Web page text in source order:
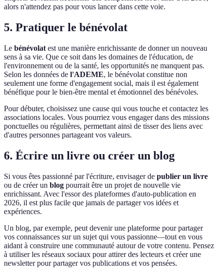
alors n'attendez pas pour vous lancer dans cette voie.
5. Pratiquer le bénévolat
Le bénévolat est une manière enrichissante de donner un nouveau
sens à sa vie. Que ce soit dans les domaines de l'éducation, de
l'environnement ou de la santé, les opportunités ne manquent pas.
Selon les données de l'ADEME, le bénévolat constitue non
seulement une forme d'engagement social, mais il est également
bénéfique pour le bien-être mental et émotionnel des bénévoles.
Pour débuter, choisissez une cause qui vous touche et contactez les
associations locales. Vous pourriez vous engager dans des missions
ponctuelles ou régulières, permettant ainsi de tisser des liens avec
d'autres personnes partageant vos valeurs.
6. Écrire un livre ou créer un blog
Si vous êtes passionné par l'écriture, envisager de publier un livre
ou de créer un blog pourrait être un projet de nouvelle vie
enrichissant. Avec l'essor des plateformes d'auto-publication en
2026, il est plus facile que jamais de partager vos idées et
expériences.
Un blog, par exemple, peut devenir une plateforme pour partager
vos connaissances sur un sujet qui vous passionne—tout en vous
aidant à construire une communauté autour de votre contenu. Pensez
à utiliser les réseaux sociaux pour attirer des lecteurs et créer une
newsletter pour partager vos publications et vos pensées.